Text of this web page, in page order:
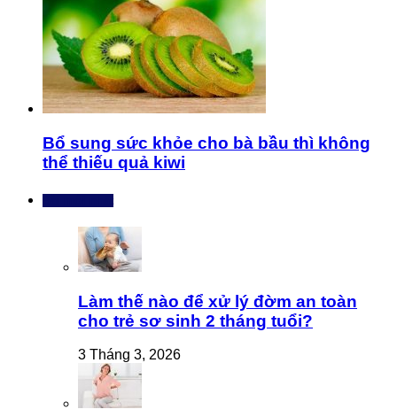
Bổ sung sức khỏe cho bà bầu thì không
thể thiếu quả kiwi
Làm thế nào để xử lý đờm an toàn
cho trẻ sơ sinh 2 tháng tuổi?
3 Tháng 3, 2026